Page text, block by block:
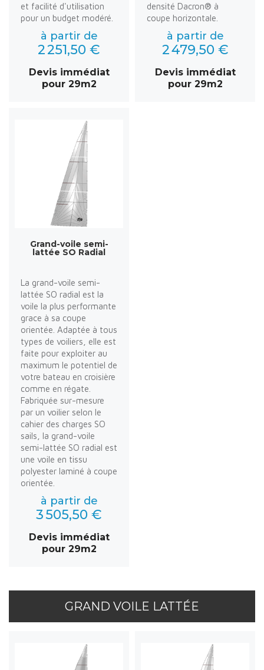
et facilité d'utilisation
pour un budget modéré.
à partir de
2 251,50 €
Devis immédiat
pour 29m2
densité Dacron® à
coupe horizontale.
à partir de
2 479,50 €
Devis immédiat
pour 29m2
Grand-voile semi-
lattée SO Radial
La grand-voile semi-
lattée SO radial est la
voile la plus performante
grace à sa coupe
orientée. Adaptée à tous
types de voiliers, elle est
faite pour exploiter au
maximum le potentiel de
votre bateau en croisière
comme en régate.
Fabriquée sur-mesure
par un voilier selon le
cahier des charges SO
sails, la grand-voile
semi-lattée SO radial est
une voile en tissu
polyester laminé à coupe
orientée.
à partir de
3 505,50 €
Devis immédiat
pour 29m2
GRAND VOILE LATTÉE